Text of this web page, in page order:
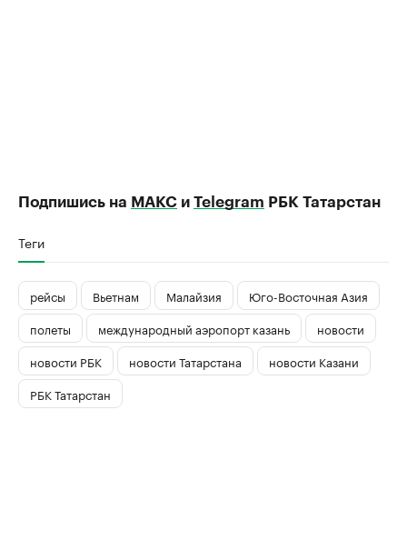
Подпишись на МАКС и Telegram РБК Татарстан
Теги
рейсы Вьетнам Малайзия
Юго-Восточная Азия
полеты
международный аэропорт казань
новости
новости РБК
новости Татарстана
новости Казани
РБК Татарстан